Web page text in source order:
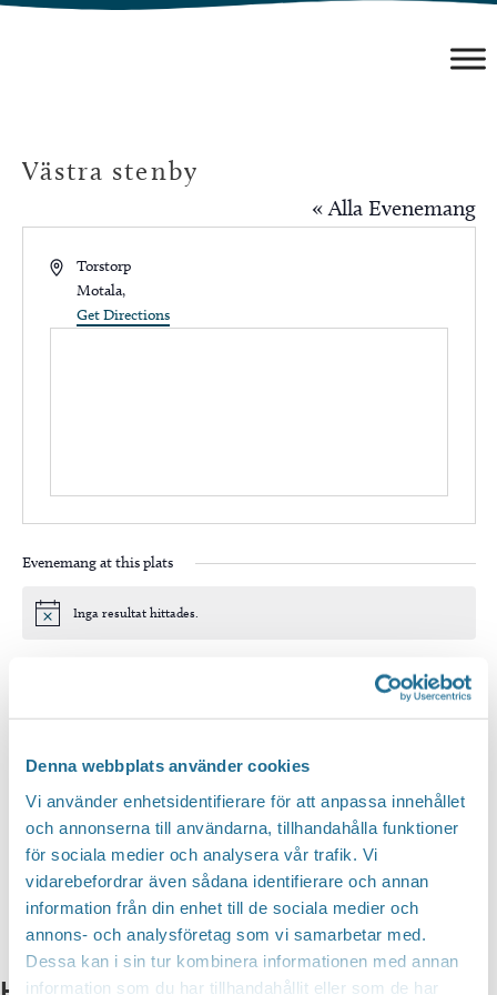
Denna webbplats använder cookies
Vi använder enhetsidentifierare för att anpassa innehållet
och annonserna till användarna, tillhandahålla funktioner
för sociala medier och analysera vår trafik. Vi
vidarebefordrar även sådana identifierare och annan
information från din enhet till de sociala medier och
annons- och analysföretag som vi samarbetar med.
Dessa kan i sin tur kombinera informationen med annan
information som du har tillhandahållit eller som de har
Hoppa
Västra stenby
« Alla Evenemang
AddressTorstorp
Motala,
Get Directions
Evenemang at this plats
Notis Inga resultat hittades.
Prenumerera på kalender